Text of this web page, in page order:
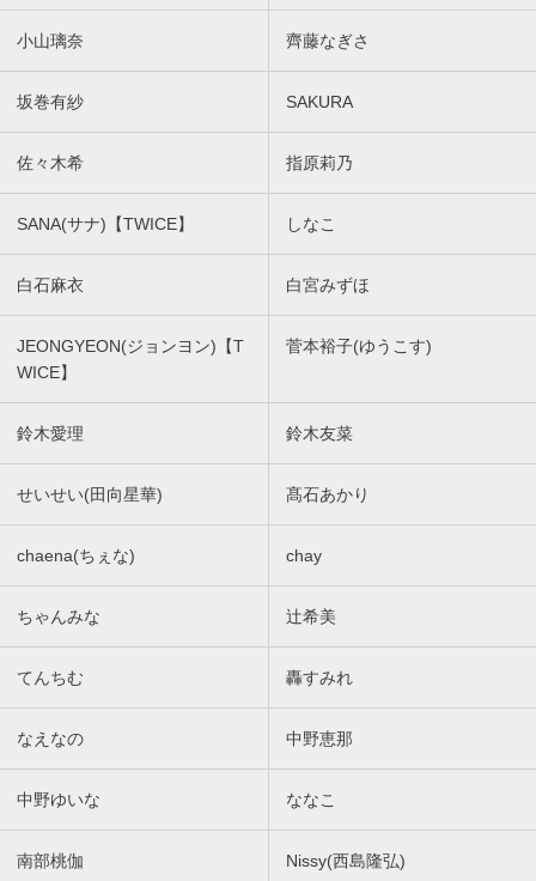
小山璃奈 齊藤なぎさ
坂巻有紗 SAKURA
佐々木希 指原莉乃
SANA(サナ)【TWICE】 しなこ
白石麻衣 白宮みずほ
JEONGYEON(ジョンヨン)【T
WICE】
菅本裕子(ゆうこす)
鈴木愛理 鈴木友菜
せいせい(田向星華) 髙石あかり
chaena(ちぇな) chay
ちゃんみな 辻希美
てんちむ 轟すみれ
なえなの 中野恵那
中野ゆいな ななこ
南部桃伽 Nissy(西島隆弘)